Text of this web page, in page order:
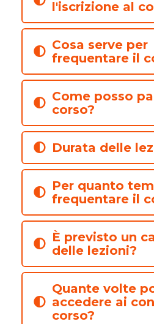
l'iscrizione al
Cosa serve per
frequentare il
Come posso
corso?
Durata delle
Per quanto
frequentare il
È previsto un
delle lezioni?
Quante volte
accedere ai
corso?